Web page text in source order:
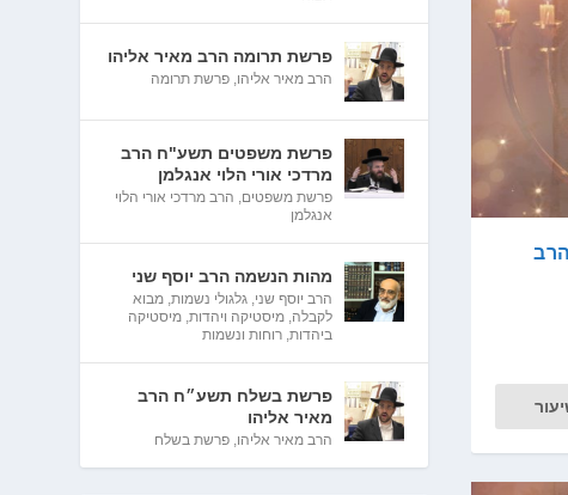
פרשת תרומה הרב מאיר אליהו
הרב מאיר אליהו,פרשת תרומה
פרשת משפטים תשע"ח הרב
מרדכי אורי הלוי אנגלמן
פרשת משפטים, הרב מרדכי אורי הלוי
אנגלמן
מהות הנשמה הרב יוסף שני
הרב יוסף שני,גלגולי נשמות,מבוא
לקבלה,מיסטיקה ויהדות,מיסטיקה
ביהדות,רוחות ונשמות
פרשת בשלח תשע״ח הרב
מאיר אליהו
הרב מאיר אליהו,פרשת בשלח